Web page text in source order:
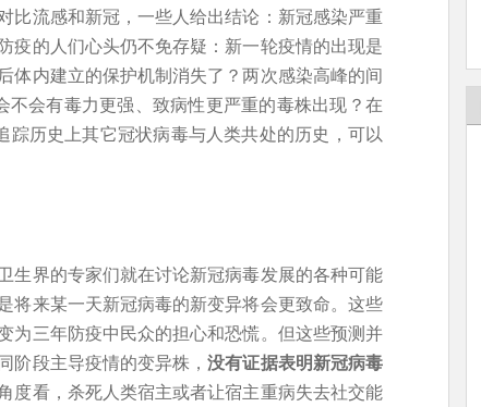
比流感和新冠，一些人给出结论：新冠感染严重
疫的人们心头仍不免存疑：新一轮疫情的出现是
体内建立的保护机制消失了？两次感染高峰的间
会有毒力更强、致病性更严重的毒株出现？在
踪历史上其它冠状病毒与人类共处的历史，可以
生界的专家们就在讨论新冠病毒发展的各种可能
将来某一天新冠病毒的新变异将会更致命。这些
为三年防疫中民众的担心和恐慌。但这些预测并
阶段主导疫情的变异株，没有证据表明新冠病毒
度看，杀死人类宿主或者让宿主重病失去社交能